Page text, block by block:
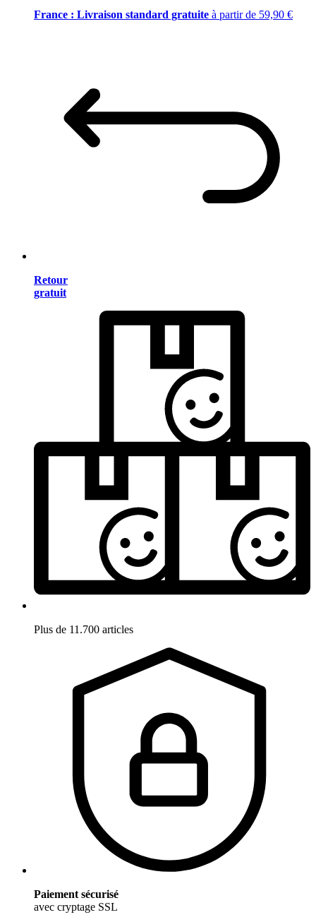
France : Livraison standard gratuite à partir de 59,90 €
Retour
gratuit
Plus de 11.700 articles
Paiement sécurisé
avec cryptage SSL